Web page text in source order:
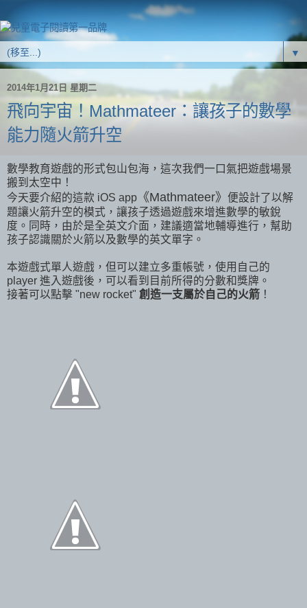
▼
2014年1月21日 星期二
飛向宇宙！Mathmateer：讓孩子的數學
能力隨火箭升空
數學教育遊戲的形式包山包海，這次我們一口氣把遊戲場景
搬到太空中！
今天要介紹的這款 iOS app 《Mathmateer》 便設計了以解
題讓火箭升空的模式，讓孩子透過遊戲來增進數學的敏銳
度。同時，由於是全英文介面，建議適當地輔導進行，幫助
孩子認識關於火箭以及數學的英文單字。
本遊戲式單人遊戲，但可以建立多重帳號，使用自己的
player 進入遊戲後，可以看到目前所得的分數和獎牌。
接著可以點擊 "new rocket" 創造一支屬於自己的火箭 ！